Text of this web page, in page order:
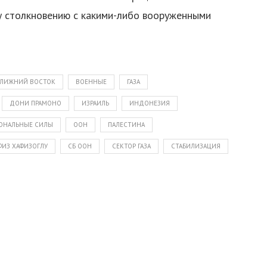
с какими-либо вооруженными
ВОСТОК ВОЕННЫЕ ГАЗА
ДОНИ ПРАМОНО ИЗРАИЛЬ ИНДОНЕЗИЯ
СИЛЫ ООН ПАЛЕСТИНА
ХАФИЗОГЛУ СБ ООН СЕКТОР ГАЗА СТАБИЛИЗАЦИЯ